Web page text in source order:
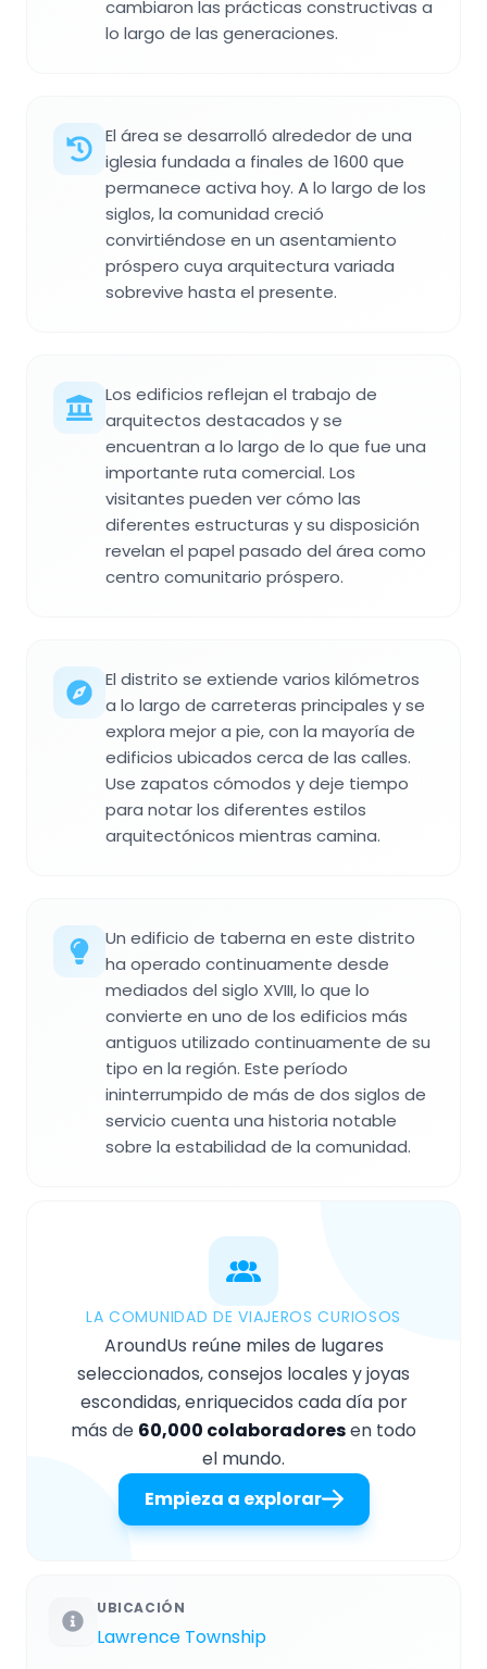
cambiaron las prácticas constructivas a
lo largo de las generaciones.
El área se desarrolló alrededor de una
iglesia fundada a finales de 1600 que
permanece activa hoy. A lo largo de los
siglos, la comunidad creció
convirtiéndose en un asentamiento
próspero cuya arquitectura variada
sobrevive hasta el presente.
Los edificios reflejan el trabajo de
arquitectos destacados y se
encuentran a lo largo de lo que fue una
importante ruta comercial. Los
visitantes pueden ver cómo las
diferentes estructuras y su disposición
revelan el papel pasado del área como
centro comunitario próspero.
El distrito se extiende varios kilómetros
a lo largo de carreteras principales y se
explora mejor a pie, con la mayoría de
edificios ubicados cerca de las calles.
Use zapatos cómodos y deje tiempo
para notar los diferentes estilos
arquitectónicos mientras camina.
Un edificio de taberna en este distrito
ha operado continuamente desde
mediados del siglo XVIII, lo que lo
convierte en uno de los edificios más
antiguos utilizado continuamente de su
tipo en la región. Este período
ininterrumpido de más de dos siglos de
servicio cuenta una historia notable
sobre la estabilidad de la comunidad.
LA COMUNIDAD DE VIAJEROS CURIOSOS
AroundUs reúne miles de lugares
seleccionados, consejos locales y joyas
escondidas, enriquecidos cada día por
más de 60,000 colaboradoresen todo
el mundo.
Empieza a explorar
UBICACIÓN
Lawrence Township